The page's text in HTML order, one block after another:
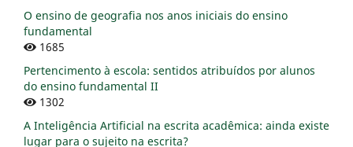
O ensino de geografia nos anos iniciais do ensino
fundamental
1685
Pertencimento à escola: sentidos atribuídos por alunos
do ensino fundamental II
1302
A Inteligência Artificial na escrita acadêmica: ainda existe
lugar para o sujeito na escrita?